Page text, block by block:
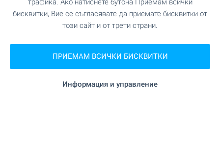
☀️ Собствен дом на морето
трафика. Ако натиснете бутона Приемам всички
бисквитки, Вие се съгласявате да приемате бисквитки от
този сайт и от трети страни.
ПРИЕМАМ ВСИЧКИ БИСКВИТКИ
Информация и управление